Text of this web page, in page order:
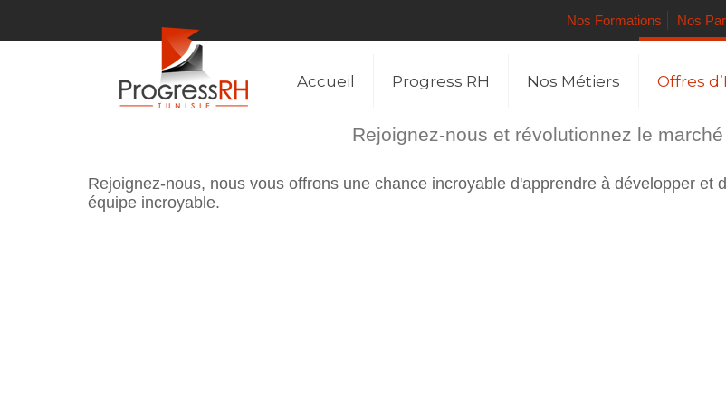
Nos Formations Nos
Accueil Progress RH Nos Métiers Offres
Rejoignez-nous et révolutionnez le
Rejoignez-nous, nous vous offrons une chance incroyable d'apprendre à développer et
équipe incroyable.